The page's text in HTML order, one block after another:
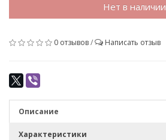
Нет в наличии
0 отзывов/ Написать отзыв
Описание
Характеристики